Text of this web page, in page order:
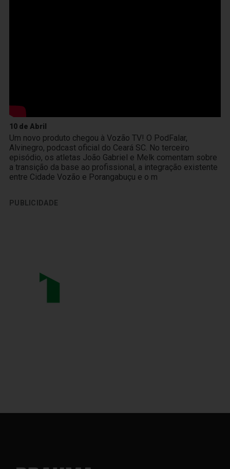
10 de Abril
Um novo produto chegou à Vozão TV! O PodFalar,
Alvinegro, podcast oficial do Ceará SC. No terceiro
episódio, os atletas João Gabriel e Melk comentam sobre
a transição da base ao profissional, a integração existente
entre Cidade Vozão e Porangabuçu e o m
PUBLICIDADE